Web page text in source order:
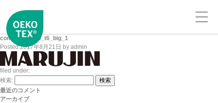
company_logo_t6_big_1
Posted2017年8月21日 by admin
filed under:
検索:
検索
最近のコメント
アーカイブ